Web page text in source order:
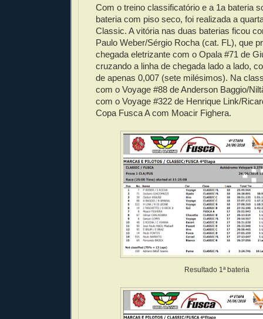
Com o treino classificatório e a 1a bateria
bateria com piso seco, foi realizada a
Classic. A vitória nas duas baterias ficou
Paulo Weber/Sérgio Rocha (cat. FL), que
chegada eletrizante com o Opala #71 de
cruzando a linha de chegada lado a lado,
de apenas 0,007 (sete milésimos). Na
com o Voyage #88 de Anderson Baggio/
com o Voyage #322 de Henrique Link/
Copa Fusca A com Moacir Fighera.
Resultado 1ª bateria